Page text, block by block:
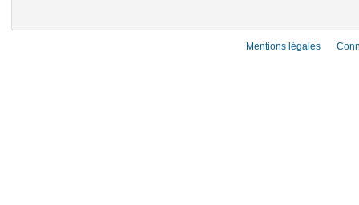
Mentions légales